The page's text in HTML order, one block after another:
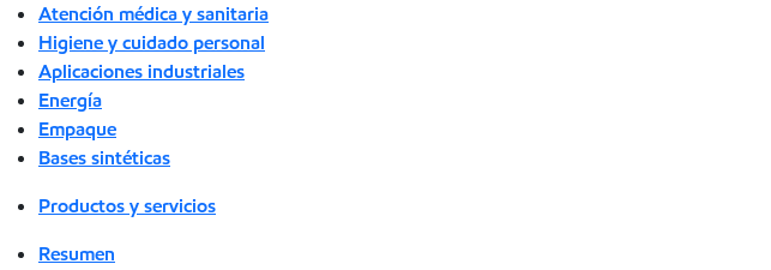
Atención médica y sanitaria
Higiene y cuidado personal
Aplicaciones industriales
Energía
Empaque
Bases sintéticas
Productos y servicios
Resumen